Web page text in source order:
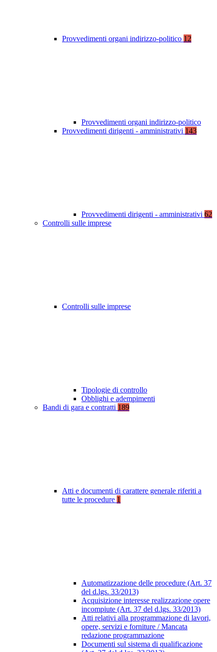
Provvedimenti organi indirizzo-politico 12
Provvedimenti organi indirizzo-politico
Provvedimenti dirigenti - amministrativi 143
Provvedimenti dirigenti - amministrativi 62
Controlli sulle imprese
Controlli sulle imprese
Tipologie di controllo
Obblighi e adempimenti
Bandi di gara e contratti 189
Atti e documenti di carattere generale riferiti a
tutte le procedure 1
Automatizzazione delle procedure (Art. 37
del d.lgs. 33/2013)
Acquisizione interesse realizzazione opere
incompiute (Art. 37 del d.lgs. 33/2013)
Atti relativi alla programmazione di lavori,
opere, servizi e forniture / Mancata
redazione programmazione
Documenti sul sistema di qualificazione